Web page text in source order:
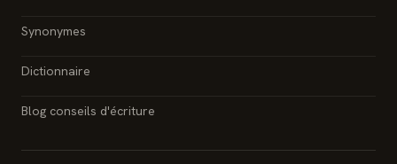
Synonymes
Dictionnaire
Blog conseils d'écriture